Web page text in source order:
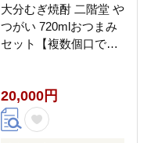
大分むぎ焼酎 二階堂 や
つがい 720mlおつまみ
セット【複数個口で配
20,000円